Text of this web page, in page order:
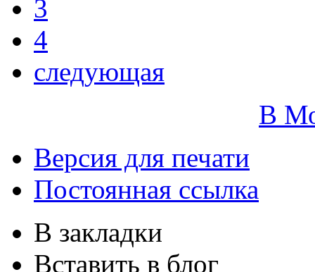
3
4
следующая
В
Версия для печати
Постоянная ссылка
В закладки
Вставить в блог